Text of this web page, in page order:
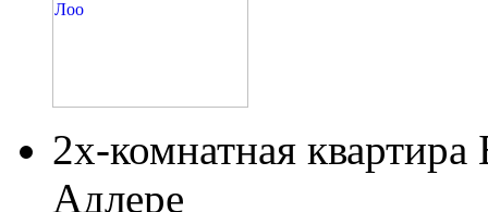
2х-комнатная
Адлере